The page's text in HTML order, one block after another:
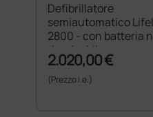
Defibrillatore
semiautomatico
2800 - con batteria
ricaricabile
2.020,00 €
(Prezzo i.e.)